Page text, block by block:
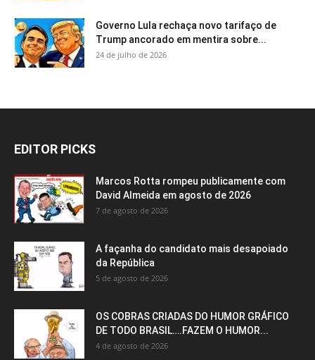
Governo Lula rechaça novo tarifaço de
Trump ancorado em mentira sobre...
24 de julho de 2026
EDITOR PICKS
Marcos Rotta rompeu publicamente com
David Almeida em agosto de 2026
7 de agosto de 2026
A façanha do candidato mais desapoiado
da República
5 de agosto de 2026
OS COBRAS CRIADAS DO HUMOR GRÁFICO
DE TODO BRASIL….FAZEM O HUMOR...
4 de agosto de 2026